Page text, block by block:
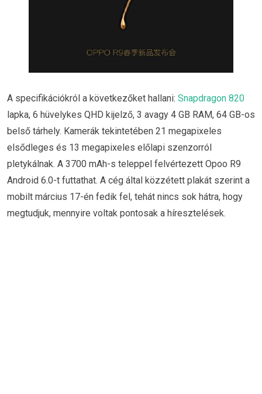
A specifikációkról a következőket hallani: Snapdragon 820
lapka, 6 hüvelykes QHD kijelző, 3 avagy 4 GB RAM, 64 GB-os
belső tárhely. Kamerák tekintetében 21 megapixeles
elsődleges és 13 megapixeles előlapi szenzorról
pletykálnak. A 3700 mAh-s teleppel felvértezett Opoo R9
Android 6.0-t futtathat. A cég által közzétett plakát szerint a
mobilt március 17-én fedik fel, tehát nincs sok hátra, hogy
megtudjuk, mennyire voltak pontosak a híresztelések.